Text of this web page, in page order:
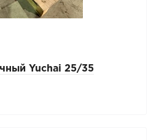
Yuchai 25/35